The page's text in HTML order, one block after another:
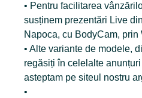
• Pentru facilitarea
susținem prezentări Live
Napoca, cu BodyCam, prin
• Alte variante de modele,
regăsiți în celelalte
asteptam pe siteul nostru
•